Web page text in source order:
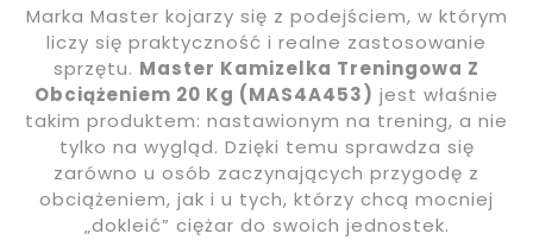
Marka Master kojarzy się z podejściem, w którym
liczy się praktyczność i realne zastosowanie
sprzętu. Master Kamizelka Treningowa Z
Obciążeniem 20 Kg (MAS4A453) jest właśnie
takim produktem: nastawionym na trening, a nie
tylko na wygląd. Dzięki temu sprawdza się
zarówno u osób zaczynających przygodę z
obciążeniem, jak i u tych, którzy chcą mocniej
„dokleić” ciężar do swoich jednostek.